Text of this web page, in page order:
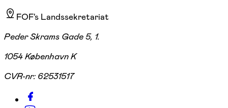
FOF's Landssekretariat
Peder Skrams Gade 5, 1.
1054 København K
CVR-nr: 62531517